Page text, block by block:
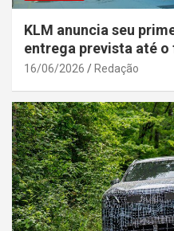
KLM anuncia seu
entrega prevista até
16/06/2026 Redação